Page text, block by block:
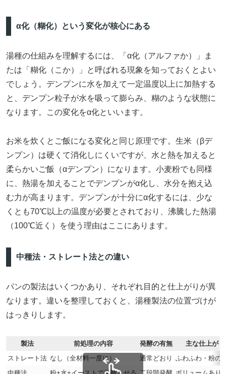
α化（糊化）という変化が核心にある
湯種の仕組みを理解するには、「α化（アルファか）」ま
たは「糊化（こか）」と呼ばれる現象を知っておくとよい
でしょう。デンプンに水を加えて一定温度以上に加熱する
と、デンプン粒子が水を吸って膨らみ、糊のような状態に
なります。この変化をα化といいます。
お米を炊くとご飯になる変化と同じ原理です。生米（βデ
ンプン）は硬くて消化しにくいですが、水と熱を加えると
柔らかいご飯（αデンプン）になります。小麦粉でも同様
に、熱湯を加えることでデンプンがα化し、水分を抱え込
む力が高まります。デンプンが十分にα化するには、少な
くとも70℃以上の温度が必要とされており、沸騰した熱湯
（100℃近く）を使う理由はここにあります。
中種法・ストレート法との違い
パンの製法はいくつかあり、それぞれ目的と仕上がりが異
なります。違いを整理しておくと、湯種製法の位置づけが
はっきりします。
製法 前処理の内容 発酵の有無
主な仕上が
ストレート法 なし（全材料一度に） 通常どおり ふわふわ・粉の